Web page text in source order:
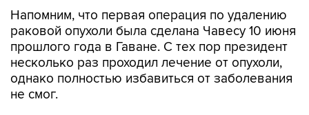
Напомним, что первая операция по удалению
раковой опухоли была сделана Чавесу 10 июня
прошлого года в Гаване. С тех пор президент
несколько раз проходил лечение от опухоли,
однако полностью избавиться от заболевания
не смог.